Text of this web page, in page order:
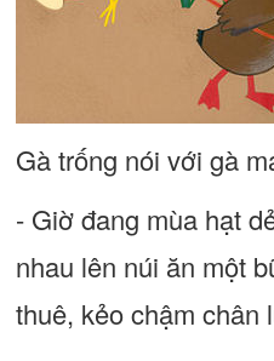
Gà trống nói với gà
- Giờ đang mùa hạt
nhau lên núi ăn một
thuê, kẻo chậm chân